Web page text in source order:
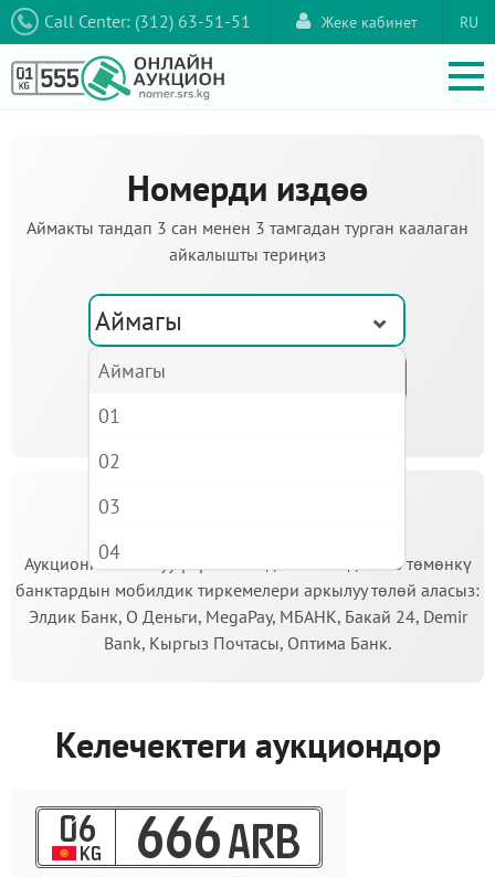
Call Center: (312) 63-51-51 RU
Жеке кабинет
Номерди издөө
Аймакты тандап 3 сан менен 3 тамгадан турган каалаган
айкалышты териңиз
Аймагы
Аукционго катышуу үчүн кепилдик салымды Сиз төмөнкү
банктардын мобилдик тиркемелери аркылуу төлөй аласыз:
Элдик Банк, О Деньги, MegaPay, МБАНК, Бакай 24, Demir
Bank, Кыргыз Почтасы, Оптима Банк.
Келечектеги аукциондор
06
KG 666 ARB
Аймагы
01
02
03
04
05
06